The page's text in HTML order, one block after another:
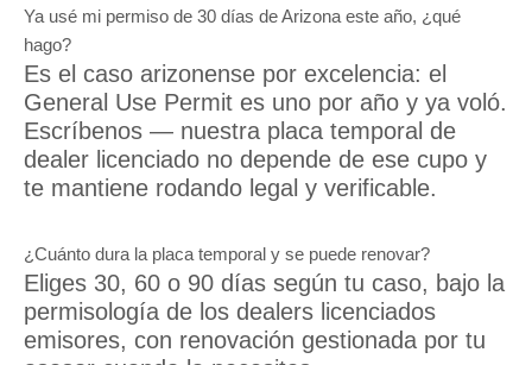
Ya usé mi permiso de 30 días de Arizona este año, ¿qué
hago?
Es el caso arizonense por excelencia: el
General Use Permit es uno por año y ya voló.
Escríbenos — nuestra placa temporal de
dealer licenciado no depende de ese cupo y
te mantiene rodando legal y verificable.
¿Cuánto dura la placa temporal y se puede renovar?
Eliges 30, 60 o 90 días según tu caso, bajo la
permisología de los dealers licenciados
emisores, con renovación gestionada por tu